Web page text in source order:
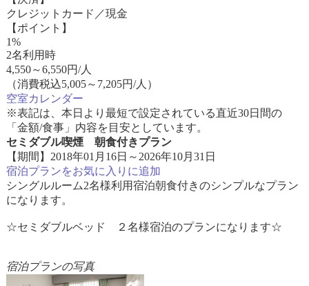
クレジットカード／現金
【ポイント】
1%
2名利用時
4,550～6,550円/人
（消費税込5,005～7,205円/人）
空室カレンダー
※表記は、本日より最短で設定されている直近30日間の
「金額/食事」内容を目安としています。
セミダブル喫煙 朝食付きプラン
【期間】2018年01月16日～2026年10月31日
宿泊プランをお気に入りに追加
シングルルーム2名様利用宿泊朝食付きのシンプルなプラン
になります。
☆セミダブルベッド ２名様宿泊のプランになります☆
宿泊プランの写真